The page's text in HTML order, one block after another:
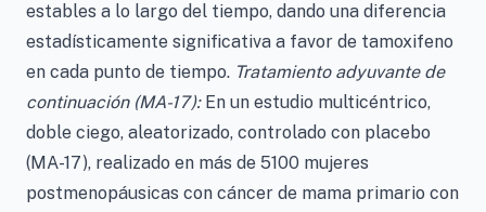
estables a lo largo del tiempo, dando una diferencia
estadísticamente significativa a favor de tamoxifeno
en cada punto de tiempo. Tratamiento adyuvante de
continuación (MA-17):En un estudio multicéntrico,
doble ciego, aleatorizado, controlado con placebo
(MA-17), realizado en más de 5100 mujeres
postmenopáusicas con cáncer de mama primario con